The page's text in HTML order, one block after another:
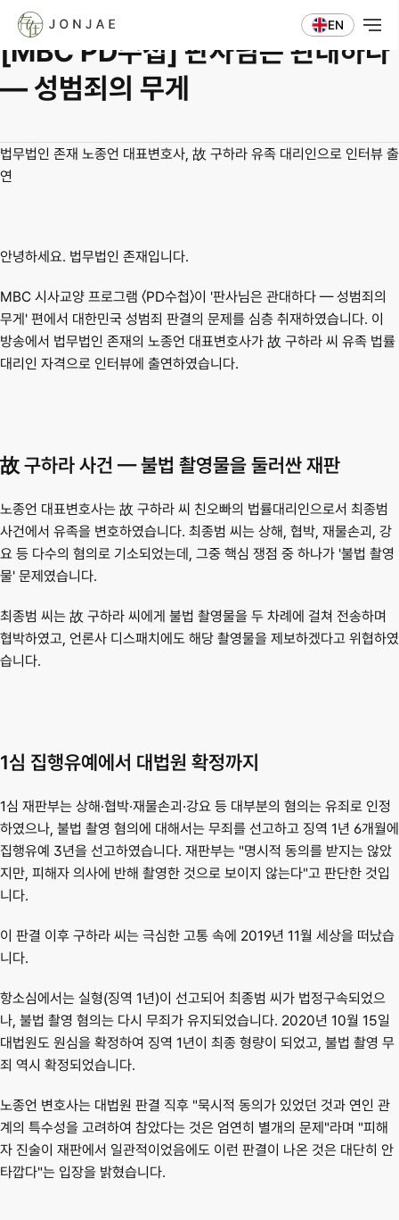
EN
언론보도
[MBC PD수첩] 판사님은 관대하다
— 성범죄의 무게
법무법인 존재 노종언 대표변호사, 故 구하라 유족 대리인으로 인터뷰 출
연
안녕하세요. 법무법인 존재입니다.
MBC 시사교양 프로그램 〈PD수첩〉이 '판사님은 관대하다 — 성범죄의
무게' 편에서 대한민국 성범죄 판결의 문제를 심층 취재하였습니다. 이
방송에서 법무법인 존재의 노종언 대표변호사가 故 구하라 씨 유족 법률
대리인 자격으로 인터뷰에 출연하였습니다.
故 구하라 사건 — 불법 촬영물을 둘러싼 재판
노종언 대표변호사는 故 구하라 씨 친오빠의 법률대리인으로서 최종범
사건에서 유족을 변호하였습니다. 최종범 씨는 상해, 협박, 재물손괴, 강
요 등 다수의 혐의로 기소되었는데, 그중 핵심 쟁점 중 하나가 '불법 촬영
물' 문제였습니다.
최종범 씨는 故 구하라 씨에게 불법 촬영물을 두 차례에 걸쳐 전송하며
협박하였고, 언론사 디스패치에도 해당 촬영물을 제보하겠다고 위협하였
습니다.
1심 집행유예에서 대법원 확정까지
1심 재판부는 상해·협박·재물손괴·강요 등 대부분의 혐의는 유죄로 인정
하였으나, 불법 촬영 혐의에 대해서는 무죄를 선고하고 징역 1년 6개월에
집행유예 3년을 선고하였습니다. 재판부는 "명시적 동의를 받지는 않았
지만, 피해자 의사에 반해 촬영한 것으로 보이지 않는다"고 판단한 것입
니다.
이 판결 이후 구하라 씨는 극심한 고통 속에 2019년 11월 세상을 떠났습
니다.
항소심에서는 실형(징역 1년)이 선고되어 최종범 씨가 법정구속되었으
나, 불법 촬영 혐의는 다시 무죄가 유지되었습니다. 2020년 10월 15일
대법원도 원심을 확정하여 징역 1년이 최종 형량이 되었고, 불법 촬영 무
죄 역시 확정되었습니다.
노종언 변호사는 대법원 판결 직후 "묵시적 동의가 있었던 것과 연인 관
계의 특수성을 고려하여 참았다는 것은 엄연히 별개의 문제"라며 "피해
자 진술이 재판에서 일관적이었음에도 이런 판결이 나온 것은 대단히 안
타깝다"는 입장을 밝혔습니다.